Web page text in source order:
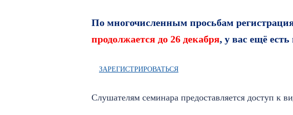
По многочисленным просьбам
продолжается до 26 декабря, у вас ещё
ЗАРЕГИСТРИРОВАТЬСЯ
Слушателям семинара предоставляется доступ к